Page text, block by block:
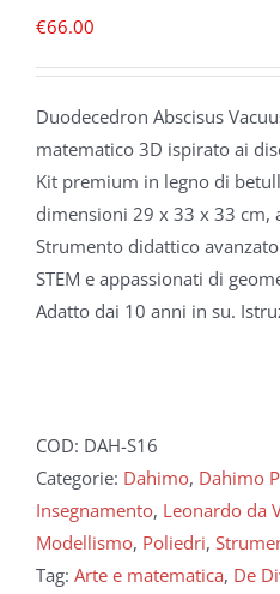
€66.00
Duodecedron Abscisus
matematico 3D ispirato ai
Kit premium in legno di
dimensioni 29 x 33 x 33 cm,
Strumento didattico
STEM e appassionati di
Adatto dai 10 anni in su.
COD: DAH-S16
Categorie: Dahimo, Dahimo
Insegnamento, Leonardo da
Modellismo, Poliedri,
Tag: Arte e matematica, De